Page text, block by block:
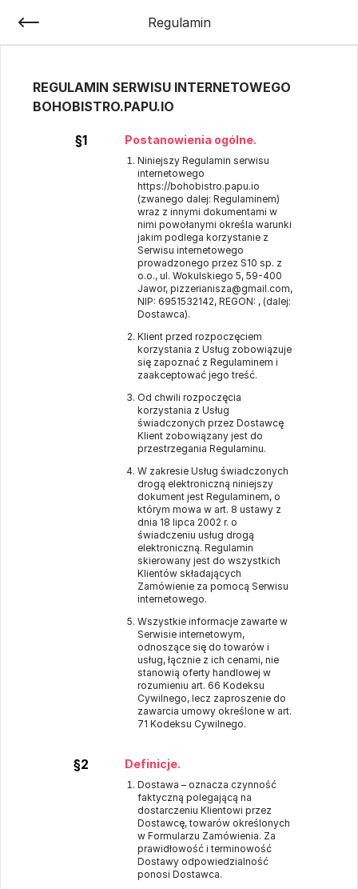
Regulamin
REGULAMIN SERWISU INTERNETOWEGO
BOHOBISTRO.PAPU.IO
§1 Postanowienia ogólne.
Niniejszy Regulamin serwisu
internetowego
https://bohobistro.papu.io
(zwanego dalej: Regulaminem)
wraz z innymi dokumentami w
nimi powołanymi określa warunki
jakim podlega korzystanie z
Serwisu internetowego
prowadzonego przez S10 sp. z
o.o., ul. Wokulskiego 5, 59-400
Jawor, pizzerianisza@gmail.com,
NIP: 6951532142, REGON: , (dalej:
Dostawca).
Klient przed rozpoczęciem
korzystania z Usług zobowiązuje
się zapoznać z Regulaminem i
zaakceptować jego treść.
Od chwili rozpoczęcia
korzystania z Usług
świadczonych przez Dostawcę
Klient zobowiązany jest do
przestrzegania Regulaminu.
W zakresie Usług świadczonych
drogą elektroniczną niniejszy
dokument jest Regulaminem, o
którym mowa w art. 8 ustawy z
dnia 18 lipca 2002 r. o
świadczeniu usług drogą
elektroniczną. Regulamin
skierowany jest do wszystkich
Klientów składających
Zamówienie za pomocą Serwisu
internetowego.
Wszystkie informacje zawarte w
Serwisie internetowym,
odnoszące się do towarów i
usług, łącznie z ich cenami, nie
stanowią oferty handlowej w
rozumieniu art. 66 Kodeksu
Cywilnego, lecz zaproszenie do
zawarcia umowy określone w art.
71 Kodeksu Cywilnego.
§2 Definicje.
Dostawa – oznacza czynność
faktyczną polegającą na
dostarczeniu Klientowi przez
Dostawcę, towarów określonych
w Formularzu Zamówienia. Za
prawidłowość i terminowość
Dostawy odpowiedzialność
ponosi Dostawca.